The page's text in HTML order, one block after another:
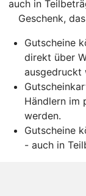
auch in
Geschenk,
Gutscheine
direkt über
ausgedruckt
Händlern im
werden.
Gutscheine
- auch in